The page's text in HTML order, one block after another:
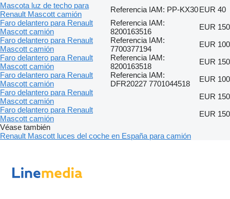
Mascota luz de techo para
Renault Mascott camión
Referencia IAM: PP-KX30EUR 40
Faro delantero para Renault
Mascott camión
Referencia IAM:
8200163516
EUR 150
Faro delantero para Renault
Mascott camión
Referencia IAM:
7700377194
EUR 100
Faro delantero para Renault
Mascott camión
Referencia IAM:
8200163518
EUR 150
Faro delantero para Renault
Mascott camión
Referencia IAM:
DFR20227 7701044518
EUR 100
Faro delantero para Renault
Mascott camión
EUR 150
Faro delantero para Renault
Mascott camión
EUR 150
Véase también
Renault Mascott luces del coche en España para camión